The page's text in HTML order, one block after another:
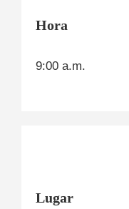
Hora
9:00 a.m.
Lugar